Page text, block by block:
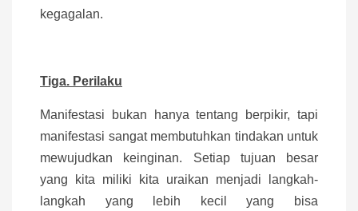
kegagalan.
Tiga. Perilaku
Manifestasi bukan hanya tentang berpikir, tapi
manifestasi sangat membutuhkan tindakan untuk
mewujudkan keinginan. Setiap tujuan besar
yang kita miliki kita uraikan menjadi langkah-
langkah yang lebih kecil yang bisa